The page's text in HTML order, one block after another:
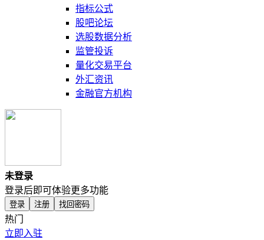
指标公式
股吧论坛
选股数据分析
监管投诉
量化交易平台
外汇资讯
金融官方机构
未登录
登录后即可体验更多功能
登录 注册 找回密码
热门
立即入驻